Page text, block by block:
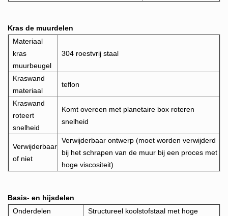
Kras de muurdelen
Materiaal
kras
muurbeugel
304 roestvrij staal
Kraswand
materiaal
teflon
Kraswand
roteert
snelheid
Komt overeen met planetaire box roteren
snelheid
Verwijderbaar
of niet
Verwijderbaar ontwerp (moet worden verwijderd
bij het schrapen van de muur bij een proces met
hoge viscositeit)
Basis- en hijsdelen
Onderdelen
Structureel koolstofstaal met hoge